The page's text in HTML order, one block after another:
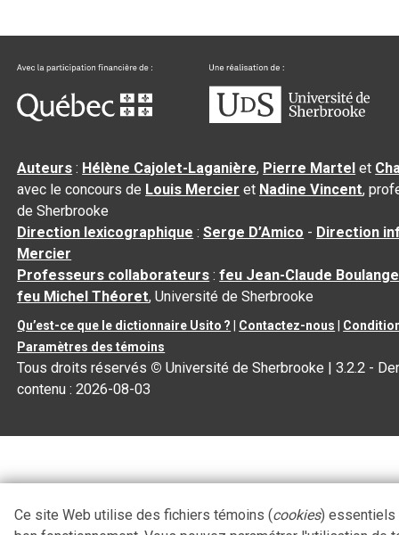
Auteurs : Hélène Cajolet-Laganière, Pierre Martel et
avec le concours de Louis Mercier et Nadine Vincent,
de Sherbrooke
Direction lexicographique :Serge D’Amico - Direction
Mercier
Professeurs collaborateurs :feu Jean-Claude
feu Michel Théoret, Université de Sherbrooke
Qu’est-ce que le dictionnaire Usito ? Contactez-nous
Paramètres des témoins
Tous droits réservés © Université de Sherbrooke |3.2.2 -
contenu :2026-08-03
Ce site Web utilise des fichiers témoins (cookies) essentiels